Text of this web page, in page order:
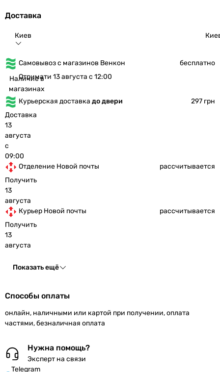
Доставка
Киев
Самовывоз с магазинов Венкон
бесплатно
Наличие в
магазинах
Отримати 13 августа с 12:00
Курьерская доставка до двери
297 грн
Доставка
13
августа
с
09:00
Отделение Новой почты
рассчитывается
Получить
13
августа
Курьер Новой почты
рассчитывается
Получить
13
августа
Показать ещё
Способы оплаты
онлайн, наличными или картой при получении, оплата
частями, безналичная оплата
Нужна помощь?
Эксперт на связи
Telegram